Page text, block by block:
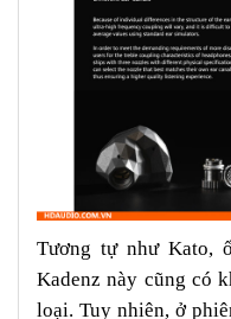
Tương tự như Kato,
Kadenz này cũng có
loại. Tuy nhiên, ở